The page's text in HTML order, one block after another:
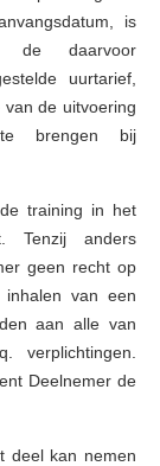
is
de daarvoor
uurtarief,
de uitvoering
brengen bij
training in het
Tenzij anders
geen recht op
van een
aan alle van
verplichtingen.
Deelnemer de
deel kan nemen